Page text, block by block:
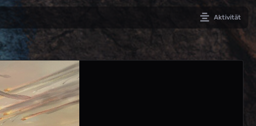
Aktivität